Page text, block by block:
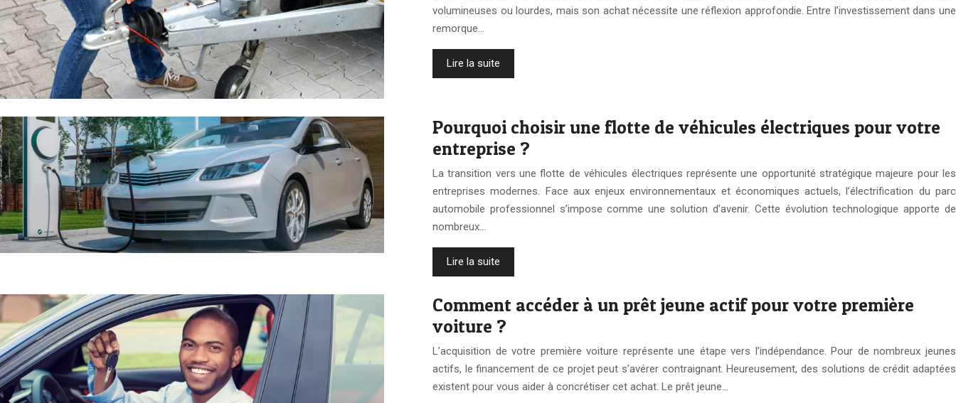
volumineuses ou lourdes, mais son achat nécessite une réflexion approfondie. Entre l’investissement dans une
remorque…
Lire la suite
Pourquoi choisir une flotte de véhicules électriques pour votre
entreprise ?
La transition vers une flotte de véhicules électriques représente une opportunité stratégique majeure pour les
entreprises modernes. Face aux enjeux environnementaux et économiques actuels, l’électrification du parc
automobile professionnel s’impose comme une solution d’avenir. Cette évolution technologique apporte de
nombreux…
Lire la suite
Comment accéder à un prêt jeune actif pour votre première
voiture ?
L’acquisition de votre première voiture représente une étape vers l’indépendance. Pour de nombreux jeunes
actifs, le financement de ce projet peut s’avérer contraignant. Heureusement, des solutions de crédit adaptées
existent pour vous aider à concrétiser cet achat. Le prêt jeune…